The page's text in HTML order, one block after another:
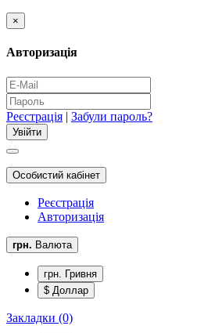
×
Авторизація
Реєстрація | Забули пароль?
Особистий кабінет
Реєстрація
Авторизація
грн. Валюта
грн. Гривня
$ Доллар
Закладки (0)